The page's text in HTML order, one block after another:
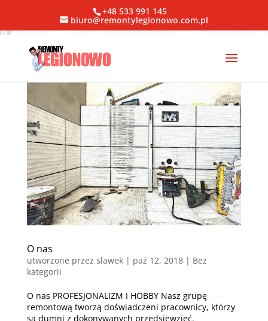
+48 533 991 145
biuro@remontylegionowo.com.pl
O nas
utworzone przez slawek| paź 12, 2018| Bez
kategorii
O nas PROFESJONALIZM I HOBBY Nasz grupę
remontową tworzą doświadczeni pracownicy, którzy
są dumni z dokonywanych przedsięwzięć.